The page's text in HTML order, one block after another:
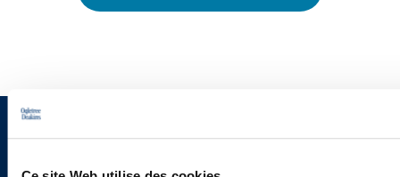
Vous souhaitez recevoir nos